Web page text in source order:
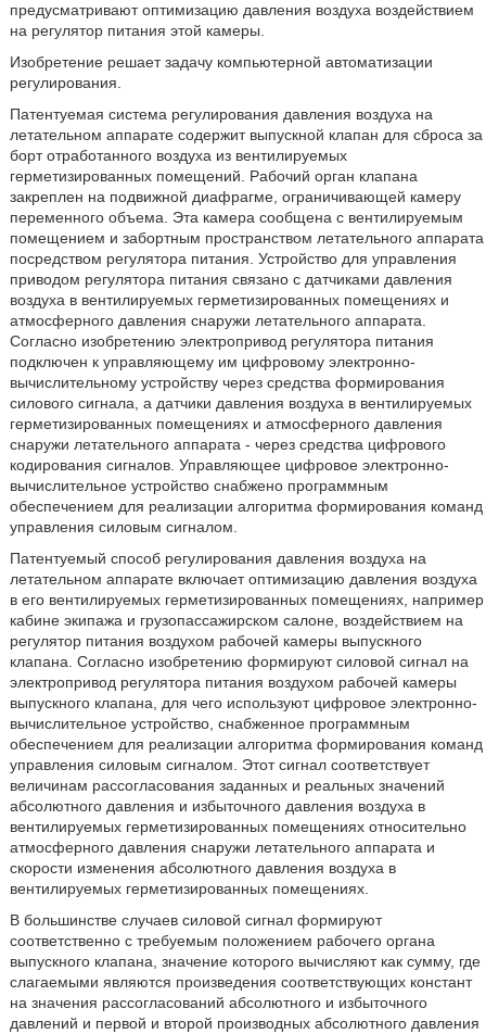
предусматривают оптимизацию давления воздуха воздействием
на регулятор питания этой камеры.
Изобретение решает задачу компьютерной автоматизации
регулирования.
Патентуемая система регулирования давления воздуха на
летательном аппарате содержит выпускной клапан для сброса за
борт отработанного воздуха из вентилируемых
герметизированных помещений. Рабочий орган клапана
закреплен на подвижной диафрагме, ограничивающей камеру
переменного объема. Эта камера сообщена с вентилируемым
помещением и забортным пространством летательного аппарата
посредством регулятора питания. Устройство для управления
приводом регулятора питания связано с датчиками давления
воздуха в вентилируемых герметизированных помещениях и
атмосферного давления снаружи летательного аппарата.
Согласно изобретению электропривод регулятора питания
подключен к управляющему им цифровому электронно-
вычислительному устройству через средства формирования
силового сигнала, а датчики давления воздуха в вентилируемых
герметизированных помещениях и атмосферного давления
снаружи летательного аппарата - через средства цифрового
кодирования сигналов. Управляющее цифровое электронно-
вычислительное устройство снабжено программным
обеспечением для реализации алгоритма формирования команд
управления силовым сигналом.
Патентуемый способ регулирования давления воздуха на
летательном аппарате включает оптимизацию давления воздуха
в его вентилируемых герметизированных помещениях, например
кабине экипажа и грузопассажирском салоне, воздействием на
регулятор питания воздухом рабочей камеры выпускного
клапана. Согласно изобретению формируют силовой сигнал на
электропривод регулятора питания воздухом рабочей камеры
выпускного клапана, для чего используют цифровое электронно-
вычислительное устройство, снабженное программным
обеспечением для реализации алгоритма формирования команд
управления силовым сигналом. Этот сигнал соответствует
величинам рассогласования заданных и реальных значений
абсолютного давления и избыточного давления воздуха в
вентилируемых герметизированных помещениях относительно
атмосферного давления снаружи летательного аппарата и
скорости изменения абсолютного давления воздуха в
вентилируемых герметизированных помещениях.
В большинстве случаев силовой сигнал формируют
соответственно с требуемым положением рабочего органа
выпускного клапана, значение которого вычисляют как сумму, где
слагаемыми являются произведения соответствующих констант
на значения рассогласований абсолютного и избыточного
давлений и первой и второй производных абсолютного давления